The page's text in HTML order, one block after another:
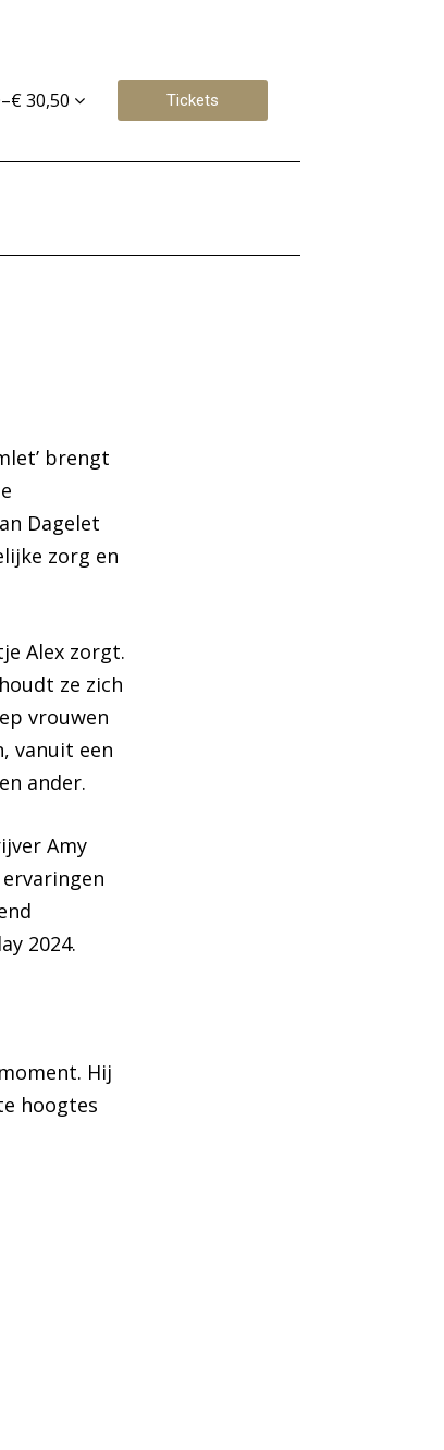
30,50 Tickets
brengt
Dagelet
zorg en
Alex zorgt.
ze zich
vrouwen
vanuit een
ander.
Amy
2024.
Hij
hoogtes